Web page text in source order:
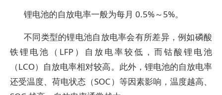
锂电池的自放电率一般为每月 0.5%～5%。
不同类型的锂电池自放电率会有所差异，例如磷酸
铁锂电池（LFP）自放电率较低，而钴酸锂电池
（LCO）自放电率相对较高。此外，锂电池的自放电率
还受温度、荷电状态（SOC）等因素影响，温度越高、